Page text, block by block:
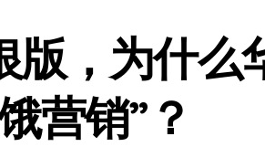
Ultra颜值巅峰，定制主题潮酷上线！
版，为什么
营销”？